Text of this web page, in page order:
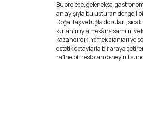
Bu projede, geleneksel
anlayışıyla buluşturan dengeli
Doğal taş ve tuğla dokuları,
kullanımıyla mekâna samimi
kazandırdık. Yemek alanları ve
estetik detaylarla bir araya
rafine bir restoran deneyimi